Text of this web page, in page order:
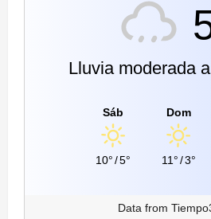
Lluvia moderada
Sáb
10°/5°
Dom
11°/3°
Data from